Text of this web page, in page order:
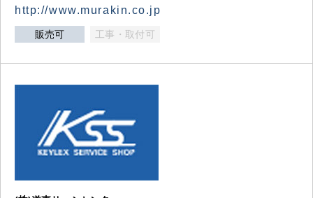
http://www.murakin.co.jp
販売可 工事・取付可